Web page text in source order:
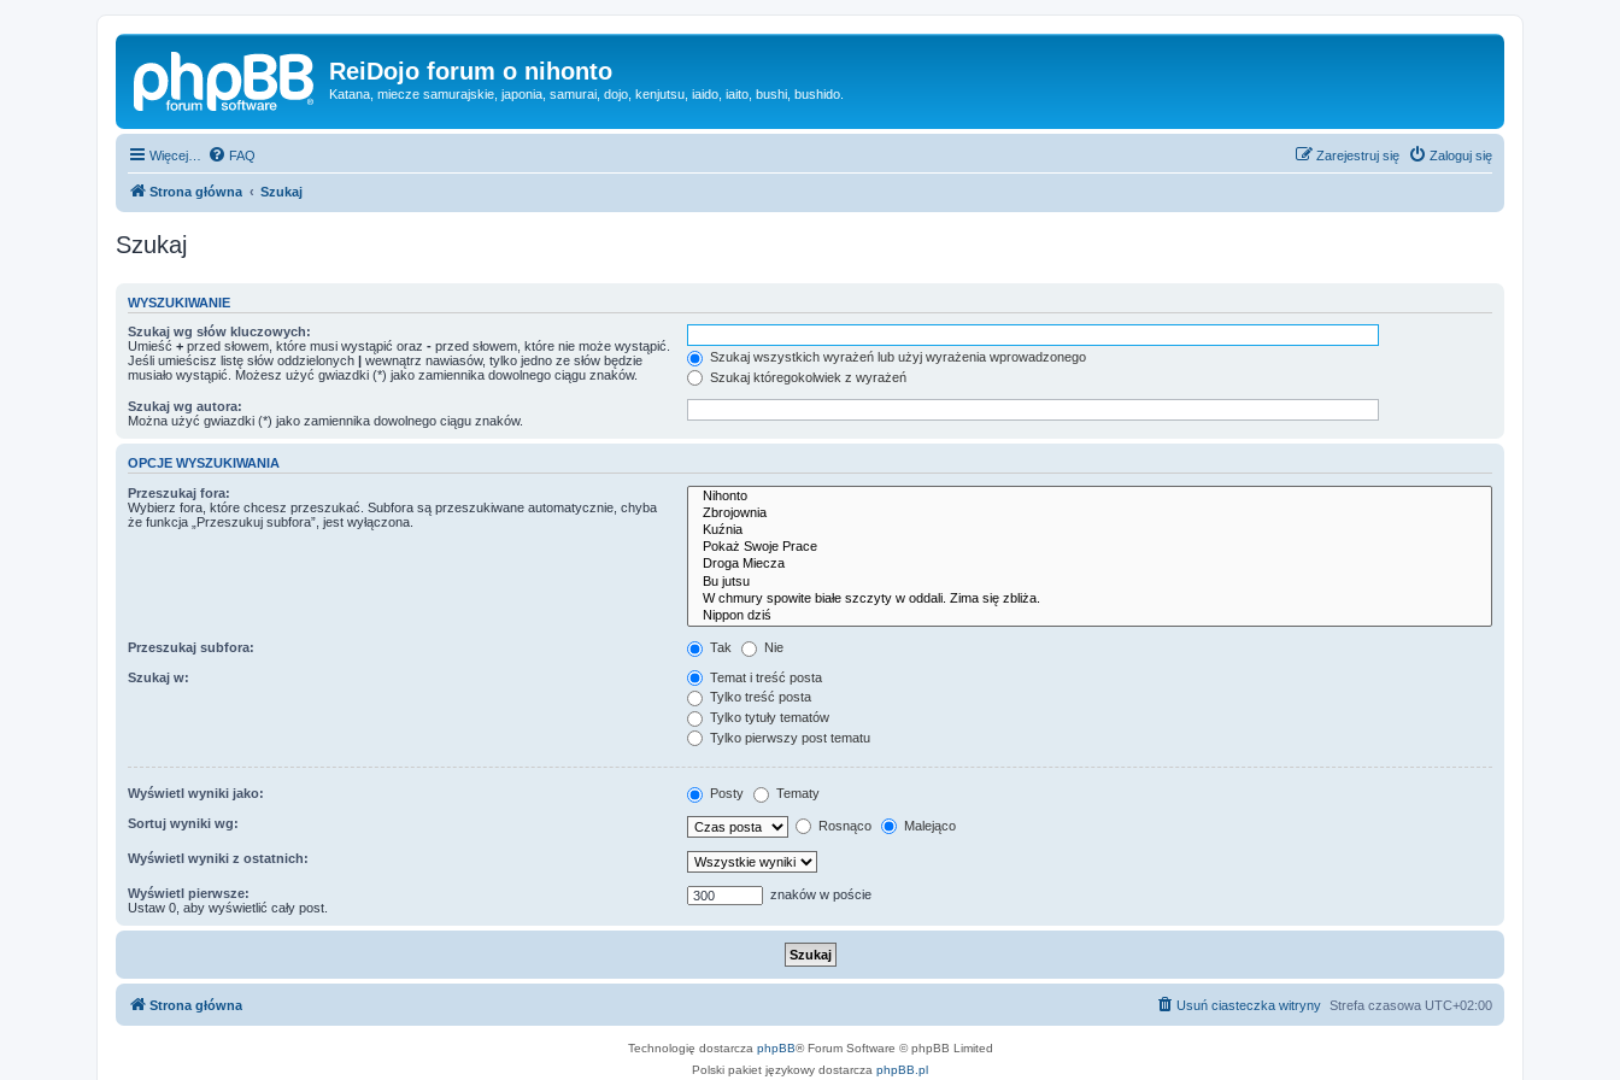
ReiDojo forum o nihonto
Katana, miecze samurajskie, japonia, samurai, dojo, kenjutsu, iaido, iaito, bushi, bushido.
Więcej… FAQ Zaloguj się
Zarejestruj się
Strona główna Szukaj
Szukaj
WYSZUKIWANIE
Szukaj wg słów kluczowych:
Umieść + przed słowem, które musi wystąpić oraz - przed słowem, które nie może wystąpić.
Jeśli umieścisz listę słów oddzielonych | wewnątrz nawiasów, tylko jedno ze słów będzie
musiało wystąpić. Możesz użyć gwiazdki (*) jako zamiennika dowolnego ciągu znaków.
Szukaj wszystkich wyrażeń lub użyj wyrażenia wprowadzonego
Szukaj któregokolwiek z wyrażeń
Szukaj wg autora:
Można użyć gwiazdki (*) jako zamiennika dowolnego ciągu znaków.
OPCJE WYSZUKIWANIA
Przeszukaj fora:
Wybierz fora, które chcesz przeszukać. Subfora są przeszukiwane automatycznie, chyba
że funkcja „Przeszukuj subfora”, jest wyłączona.
Przeszukaj subfora: Tak Nie
Szukaj w:
Temat i treść posta
Tylko treść posta
Tylko tytuły tematów
Tylko pierwszy post tematu
Wyświetl wyniki jako: Posty Tematy
Sortuj wyniki wg: Rosnąco Malejąco
Wyświetl wyniki z ostatnich:
Wyświetl pierwsze:
Ustaw 0, aby wyświetlić cały post.
znaków w poście
Strona główna Strefa czasowa UTC+02:00
Usuń ciasteczka witryny
Technologię dostarcza phpBB® Forum Software © phpBB Limited
Polski pakiet językowy dostarcza phpBB.pl